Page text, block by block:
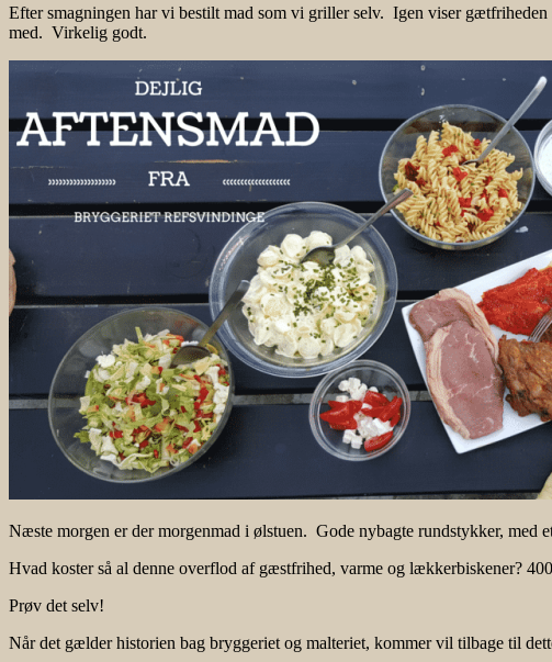
Efter smagningen har vi bestilt mad som vi griller selv. Igen viser
med. Virkelig godt.
Næste morgen er der morgenmad i ølstuen. Gode nybagte rundstykker, med
Hvad koster så al denne overflod af gæstfrihed, varme og lækkerbiskener?
Prøv det selv!
Når det gælder historien bag bryggeriet og malteriet, kommer vil tilbage til